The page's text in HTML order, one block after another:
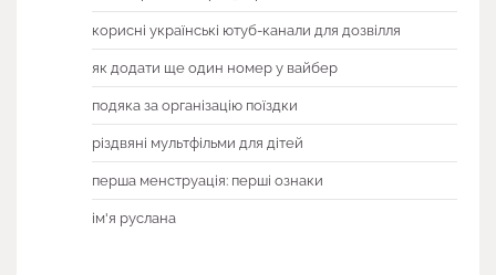
корисні українські ютуб-канали для дозвілля
як додати ще один номер у вайбер
подяка за організацію поїздки
різдвяні мультфільми для дітей
перша менструація: перші ознаки
ім'я руслана